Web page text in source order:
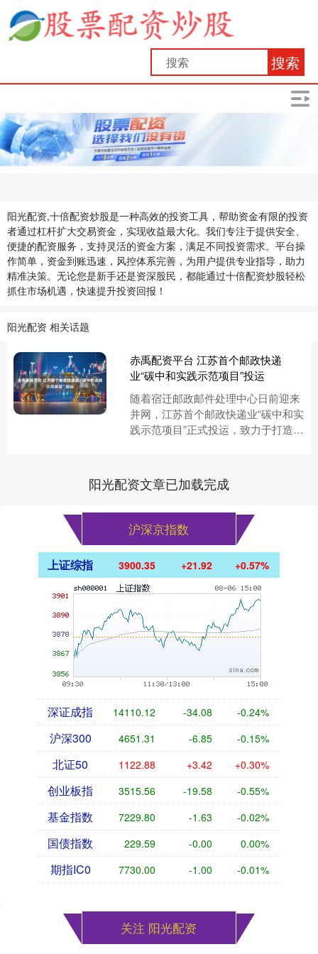
搜索
阳光配资,十倍配资炒股是一种高效的投资工具，帮助资金有限的投资
者通过杠杆扩大交易资金，实现收益最大化。我们专注于提供安全、
便捷的配资服务，支持灵活的资金方案，满足不同投资需求。平台操
作简单，资金到账迅速，风控体系完善，为用户提供专业指导，助力
精准决策。无论您是新手还是资深股民，都能通过十倍配资炒股轻松
抓住市场机遇，快速提升投资回报！
阳光配资 相关话题
赤禹配资平台 江苏首个邮政快递
业“碳中和实践示范项目”投运
随着宿迁邮政邮件处理中心日前迎来
并网，江苏首个邮政快递业“碳中和实
践示范项目”正式投运，致力于打造国
阳光配资文章已加载完成
沪深京指数
上证综指 3900.35 +21.92 +0.57%
深证成指 14110.12 -34.08 -0.24%
沪深300 4651.31 -6.85 -0.15%
北证50 1122.88 +3.42 +0.30%
创业板指 3515.56 -19.58 -0.55%
基金指数 7229.80 -1.63 -0.02%
国债指数 229.59 -0.00 0.00%
期指IC0 7730.00 -1.00 -0.01%
关注 阳光配资